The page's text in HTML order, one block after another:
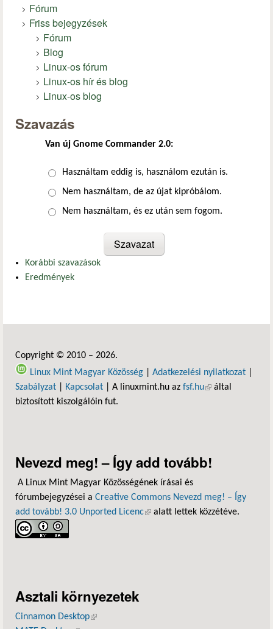
Fórum
Friss bejegyzések
Fórum
Blog
Linux-os fórum
Linux-os hír és blog
Linux-os blog
Szavazás
Van új Gnome Commander 2.0:
Választások
Használtam eddig is, használom ezután is.
Nem használtam, de az újat kipróbálom.
Nem használtam, és ez után sem fogom.
Korábbi szavazások
Eredmények
Copyright © 2010 – 2026.
Linux Mint Magyar Közösség
Adatkezelési nyilatkozat
Szabályzat
Kapcsolat | A linuxmint.hu az fsf.hu(külső hivatkozás)
által
biztosított kiszolgálóin fut.
Nevezd meg! – Így add tovább!
A Linux Mint Magyar Közösségének írásai és
fórumbejegyzései a Creative Commons Nevezd meg! – Így
add tovább! 3.0 Unported Licenc(külső hivatkozás)
alatt lettek közzétéve.
Asztali környezetek
Cinnamon Desktop(külső hivatkozás)